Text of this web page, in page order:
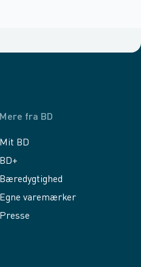
Mere fra BD
Mit BD
BD+
Bæredygtighed
Egne varemærker
Presse